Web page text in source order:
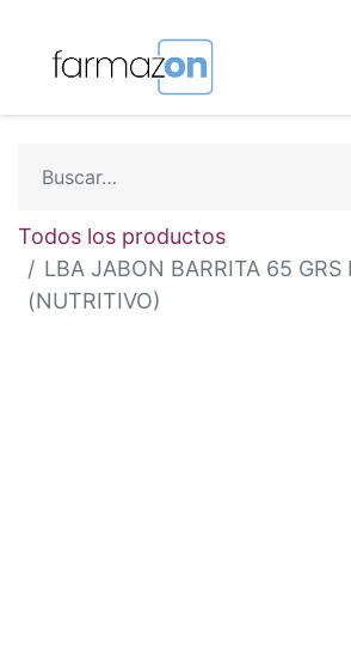
Todos los productos
LBA JABON BARRITA 65 GRS
(NUTRITIVO)